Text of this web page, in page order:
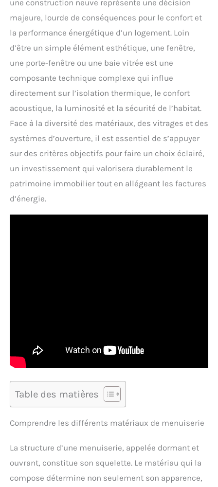
une construction neuve représente une décision
majeure, lourde de conséquences pour le confort et
la performance énergétique d’un logement. Loin
d’être un simple élément esthétique, une fenêtre,
une porte-fenêtre ou une baie vitrée est une
composante technique complexe qui influe
directement sur l’isolation thermique, le confort
acoustique, la luminosité et la sécurité de l’habitat.
Face à la diversité des matériaux, des vitrages et des
systèmes d’ouverture, il est essentiel de s’appuyer
sur des critères objectifs pour faire un choix éclairé,
un investissement qui valorisera durablement le
patrimoine immobilier tout en allégeant les factures
d’énergie.
Table des matières
Comprendre les différents matériaux de menuiserie
La structure d’une menuiserie, appelée dormant et
ouvrant, constitue son squelette. Le matériau qui la
compose détermine non seulement son apparence,